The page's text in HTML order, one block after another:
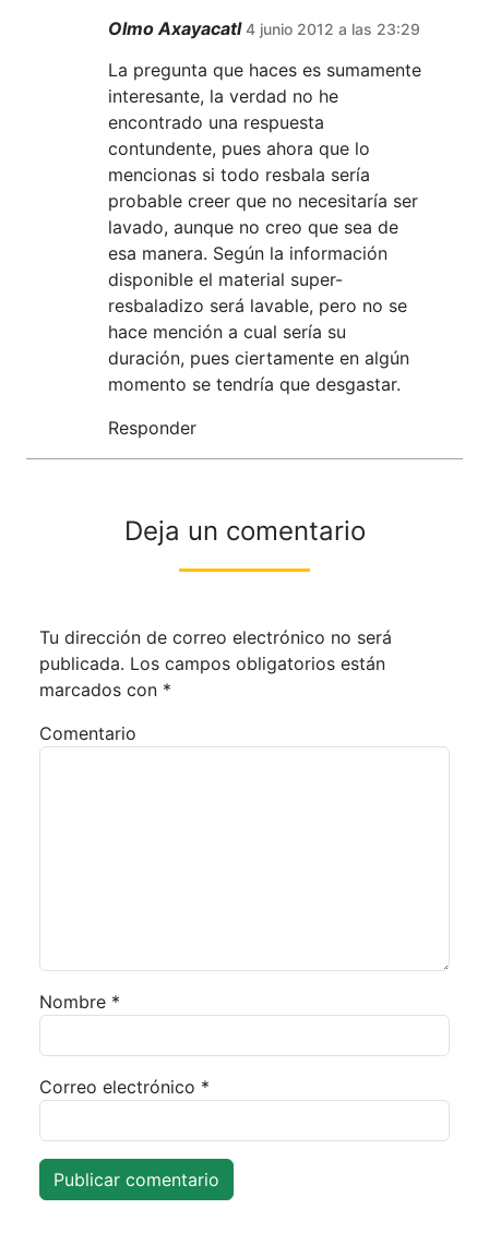
Olmo Axayacatl 4 junio 2012 a las 23:29
La pregunta que haces es sumamente
interesante, la verdad no he
encontrado una respuesta
contundente, pues ahora que lo
mencionas si todo resbala sería
probable creer que no necesitaría ser
lavado, aunque no creo que sea de
esa manera. Según la información
disponible el material super-
resbaladizo será lavable, pero no se
hace mención a cual sería su
duración, pues ciertamente en algún
momento se tendría que desgastar.
Responder
Deja un comentario
Tu dirección de correo electrónico no será
publicada. Los campos obligatorios están
marcados con *
Comentario
Nombre *
Correo electrónico *